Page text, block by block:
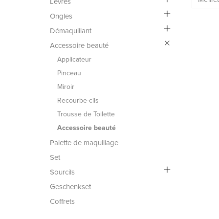
Ongles
Démaquillant
Accessoire beauté
Applicateur
Pinceau
Miroir
Recourbe-cils
Trousse de Toilette
Accessoire beauté
Palette de maquillage
Set
Sourcils
Geschenkset
Coffrets